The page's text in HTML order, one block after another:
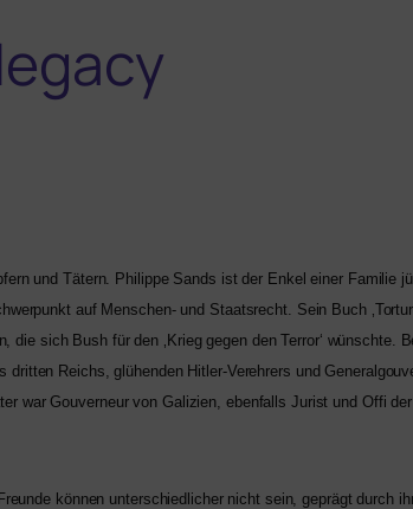
und Tätern. Philippe Sands ist der Enkel einer Familie
auf Menschen- und Staatsrecht. Sein Buch
sich Bush für den ‚Krieg gegen den Terror‘ wünsch­te.
Reichs, glü­hen­den Hitler-Verehrers und
war Gouverneur von Galizien, eben­falls Jurist und Offi der
kön­nen unter­schied­li­cher nicht sein, geprägt durch